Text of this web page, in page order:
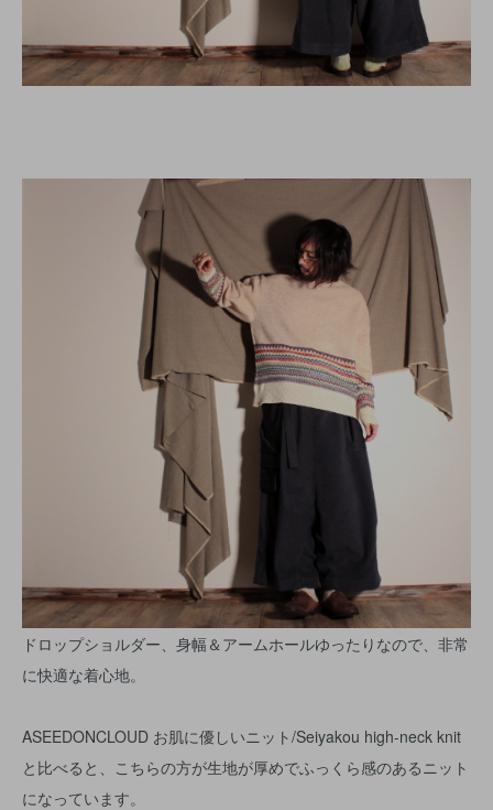
ドロップショルダー、身幅＆アームホールゆったりなので、非常
に快適な着心地。
ASEEDONCLOUD お肌に優しいニット/Seiyakou high-neck knit
と比べると、こちらの方が生地が厚めでふっくら感のあるニット
になっています。